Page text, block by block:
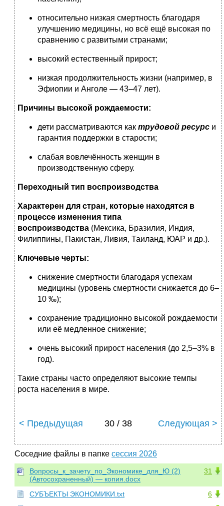
относительно низкая смертность благодаря
улучшению медицины, но всё ещё высокая по
сравнению с развитыми странами;
высокий естественный прирост;
низкая продолжительность жизни (например, в
Эфиопии и Анголе — 43–47 лет).
Причины высокой рождаемости:
дети рассматриваются как трудовой ресурс и
гарантия поддержки в старости;
слабая вовлечённость женщин в
производственную сферу.
Переходный тип воспроизводства
Характерен для стран, которые находятся в
процессе изменения типа
воспроизводства (Мексика, Бразилия, Индия,
Филиппины, Пакистан, Ливия, Таиланд, ЮАР и др.).
Ключевые черты:
снижение смертности благодаря успехам
медицины (уровень смертности снижается до 6–
10 ‰);
сохранение традиционно высокой рождаемости
или её медленное снижение;
очень высокий прирост населения (до 2,5–3% в
год).
Такие страны часто определяют высокие темпы
роста населения в мире.
< Предыдущая 30 / 38 Следующая >
Соседние файлы в папке сессия 2026
31
Вопросы_к_зачету_по_Экономике_для_Ю (2)
(Автосохраненный) — копия.docx
6
СУБЪЕКТЫ ЭКОНОМИКИ.txt